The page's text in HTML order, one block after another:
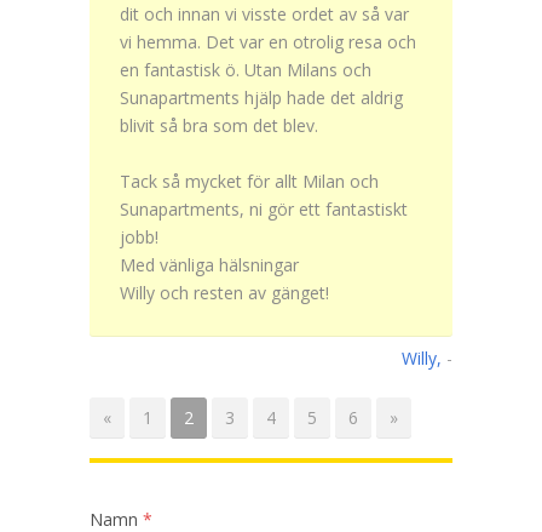
dit och innan vi visste ordet av så var
vi hemma. Det var en otrolig resa och
en fantastisk ö. Utan Milans och
Sunapartments hjälp hade det aldrig
blivit så bra som det blev.
Tack så mycket för allt Milan och
Sunapartments, ni gör ett fantastiskt
jobb!
Med vänliga hälsningar
Willy och resten av gänget!
Willy, -
« 1 2 3 4 5 6 »
Namn *